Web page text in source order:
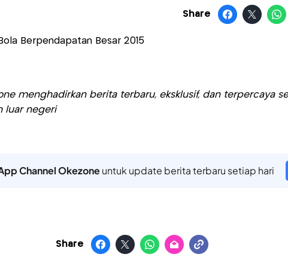
Share
Berpendapatan Besar 2015
menghadirkan berita terbaru, eksklusif, dan terpercaya
luar negeri
Channel Okezoneuntuk update berita terbaru setiap hari
Share